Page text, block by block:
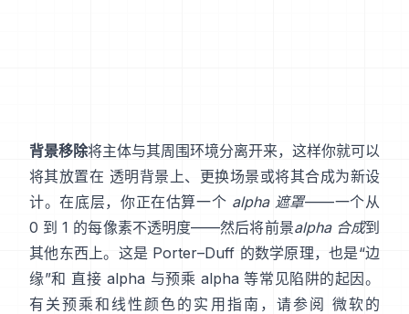
背景移除将主体与其周围环境分离开来，这样你就可以
将其放置在 透明背景上、更换场景或将其合成为新设
计。在底层，你正在估算一个 alpha 遮罩——一个从
0 到 1 的每像素不透明度——然后将前景alpha 合成到
其他东西上。这是 Porter–Duff 的数学原理，也是“边
缘”和 直接 alpha 与预乘 alpha 等常见陷阱的起因。
有关预乘和线性颜色的实用指南，请参阅 微软的